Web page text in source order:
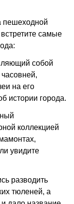
пешеходной
самые
собой
на его
истории города.
коллекцией
увидите
разводить
тюленей, а